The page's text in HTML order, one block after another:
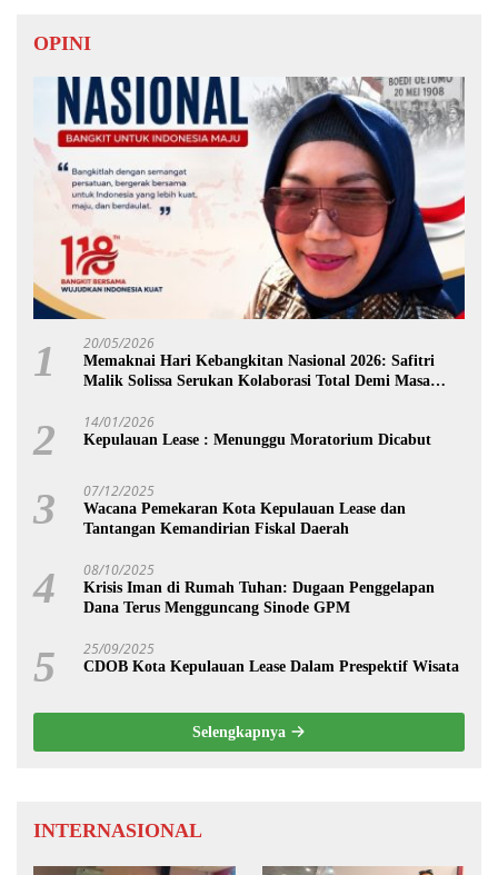
OPINI
1 20/05/2026
Memaknai Hari Kebangkitan Nasional 2026: Safitri
Malik Solissa Serukan Kolaborasi Total Demi Masa
2 14/01/2026
Kepulauan Lease : Menunggu Moratorium Dicabut
3 07/12/2025
Wacana Pemekaran Kota Kepulauan Lease dan
Tantangan Kemandirian Fiskal Daerah
4 08/10/2025
Krisis Iman di Rumah Tuhan: Dugaan Penggelapan
Dana Terus Mengguncang Sinode GPM
5 25/09/2025
CDOB Kota Kepulauan Lease Dalam Prespektif Wisata
Selengkapnya
INTERNASIONAL